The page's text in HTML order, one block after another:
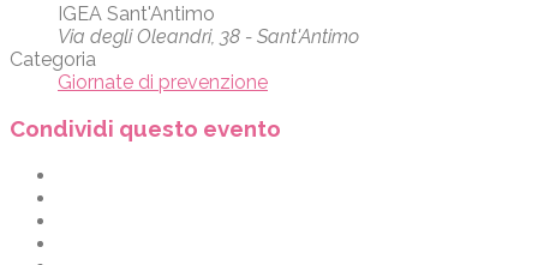
IGEA Sant'Antimo
Via degli Oleandri, 38 - Sant'Antimo
Categoria
Giornate di prevenzione
Condividi questo evento